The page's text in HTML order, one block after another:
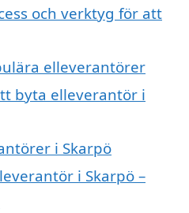
och verktyg för att
elleverantörer
byta elleverantör i
i Skarpö
i Skarpö –